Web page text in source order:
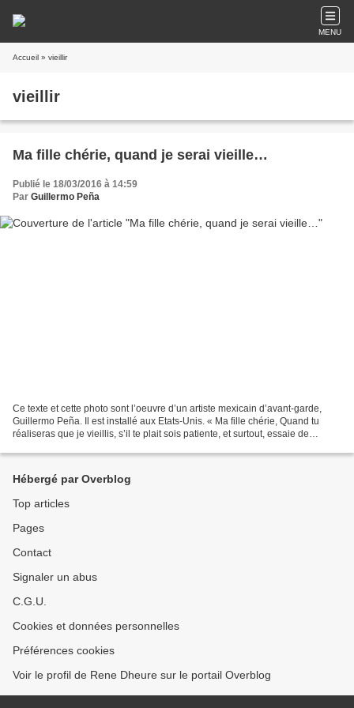
MENU
Accueil » vieillir
vieillir
Ma fille chérie, quand je serai vieille…
Publié le 18/03/2016 à 14:59
Par Guillermo Peña
Ce texte et cette photo sont l’oeuvre d’un artiste mexicain d’avant-garde,
Guillermo Peña. Il est installé aux Etats-Unis. « Ma fille chérie, Quand tu
réaliseras que je vieillis, s’il te plait sois patiente, et surtout, essaie de
Hébergé par Overblog
Top articles
Pages
Contact
Signaler un abus
C.G.U.
Cookies et données personnelles
Préférences cookies
Voir le profil de Rene Dheure sur le portail Overblog